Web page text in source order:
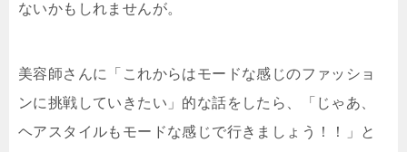
ないかもしれませんが。
美容師さんに「これからはモードな感じのファッショ
ンに挑戦していきたい」的な話をしたら、「じゃあ、
ヘアスタイルもモードな感じで行きましょう！！」と